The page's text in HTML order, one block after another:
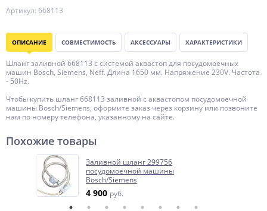
Артикул: 668113
ОПИСАНИЕ СОВМЕСТИМОСТЬ АКСЕССУАРЫ ХАРАКТЕРИСТИКИ
Шланг заливной 668113 с системой аквастоп для посудомоечных
машин Bosch, Siemens, Neff. Длина 1650 мм. Напряжение 230V. Частота
- 50Hz.
Чтобы купить шланг 668113 заливной с аквастопом посудомоечной
машины Bosch/Siemens, оформите заказ через корзину или позвоните
нам по номеру телефона, указанному на сайте.
Похожие товары
Заливной шланг 299756
посудомоечной машины
Bosch/Siemens
4 900 руб.